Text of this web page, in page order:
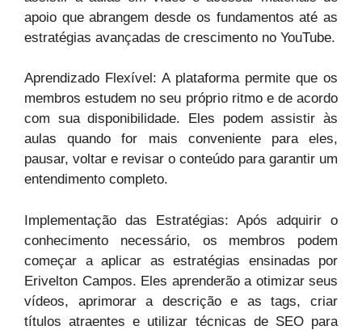
apoio que abrangem desde os fundamentos até as
estratégias avançadas de crescimento no YouTube.
Aprendizado Flexível: A plataforma permite que os
membros estudem no seu próprio ritmo e de acordo
com sua disponibilidade. Eles podem assistir às
aulas quando for mais conveniente para eles,
pausar, voltar e revisar o conteúdo para garantir um
entendimento completo.
Implementação das Estratégias: Após adquirir o
conhecimento necessário, os membros podem
começar a aplicar as estratégias ensinadas por
Erivelton Campos. Eles aprenderão a otimizar seus
vídeos, aprimorar a descrição e as tags, criar
títulos atraentes e utilizar técnicas de SEO para